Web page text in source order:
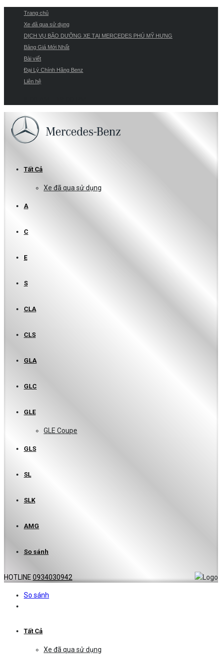
Trang chủ
Xe đã qua sử dụng
DỊCH VỤ BÃO DƯỠNG XE TẠI MERCEDES PHÚ MỸ HƯNG
Bảng Giá Mới Nhất
Bài viết
Đại Lý Chính Hãng Benz
Liên hệ
Tất Cả
Xe đã qua sử dụng
A
C
E
S
CLA
CLS
GLA
GLC
GLE
GLE Coupe
GLS
SL
SLK
AMG
So sánh
HOTLINE 0934030942
So sánh
Tất Cả
Xe đã qua sử dụng